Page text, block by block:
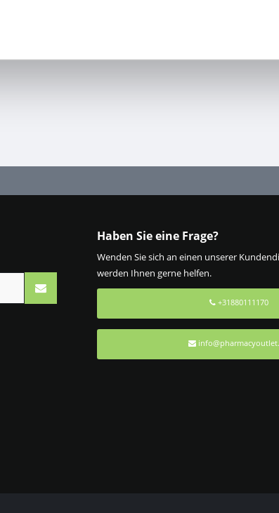
Haben Sie eine Frage?
Wenden Sie sich an einen unserer
werden Ihnen gerne helfen.
+31880111170